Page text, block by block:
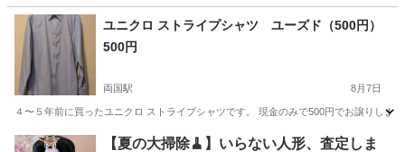
東京 練馬区 光が丘駅 スカート
ユニクロ ストライプシャツ ユーズド（500円）
500円
両国駅 8月7日
４〜５年前に買ったユニクロ ストライプシャツです。 現金のみで500円でお譲りしま
東京 墨田区 両国駅 シャツ
【夏の大掃除🧹】いらない人形、査定しま